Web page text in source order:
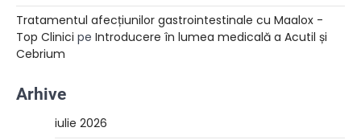
Tratamentul afecțiunilor gastrointestinale cu Maalox -
Top Clinici pe Introducere în lumea medicală a Acutil și
Cebrium
Arhive
iulie 2026